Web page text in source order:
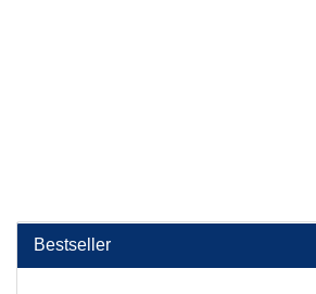
Bestseller